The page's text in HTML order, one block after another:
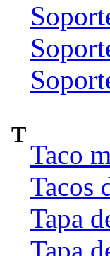
T
Taco
Tacos
Tapa
Tapa